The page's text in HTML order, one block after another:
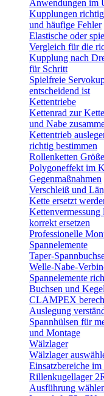
Anwendungen im
Kupplungen
und häufige Fehler
Elastische oder
Vergleich für die
Kupplung nach
für Schritt
Spielfreie
entscheidend ist
Kettentriebe
Kettenrad zur
und Nabe
Kettentrieb
richtig bestimmen
Rollenketten
Polygoneffekt im
Gegenmaßnahmen
Verschleiß und
Kette ersetzt
korrekt ersetzen
Professionelle
Spannelemente
Taper-
Welle-Nabe-
Spannelemente
Buchsen und
CLAMPEX
Auslegung
Spannhülsen für
und Montage
Wälzlager
Wälzlager
Einsatzbereiche
Rillenkugellager
Ausführung